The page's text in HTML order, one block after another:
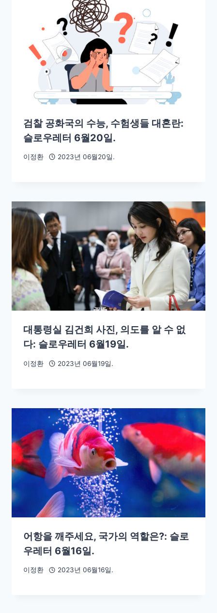
검찰 공화국의 수능, 수험생들 대혼란:
슬로우레터 6월20일.
이정환 2023년 06월20일.
대통령실 김건희 사진, 의도를 알 수 없
다: 슬로우레터 6월19일.
이정환 2023년 06월19일.
어항을 깨주세요, 국가의 역할은?: 슬로
우레터 6월16일.
이정환 2023년 06월16일.